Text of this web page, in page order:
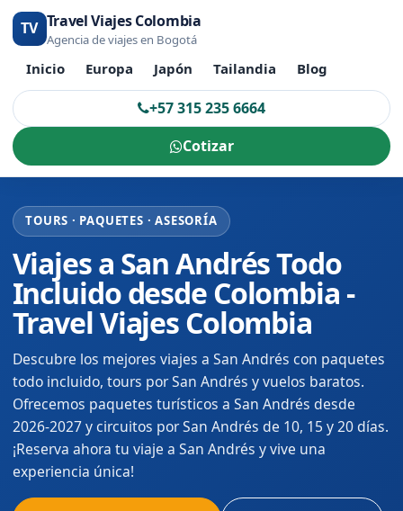
TV Travel Viajes Colombia
Agencia de viajes en Bogotá
Inicio Europa Japón Tailandia Blog
+57 315 235 6664
Cotizar
TOURS · PAQUETES · ASESORÍA
Viajes a San Andrés Todo
Incluido desde Colombia -
Travel Viajes Colombia
Descubre los mejores viajes a San Andrés con paquetes
todo incluido, tours por San Andrés y vuelos baratos.
Ofrecemos paquetes turísticos a San Andrés desde
2026-2027 y circuitos por San Andrés de 10, 15 y 20 días.
¡Reserva ahora tu viaje a San Andrés y vive una
experiencia única!